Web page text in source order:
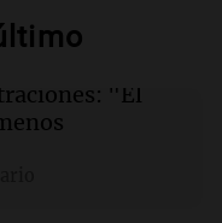
el tiempo este
el tiempo
"El